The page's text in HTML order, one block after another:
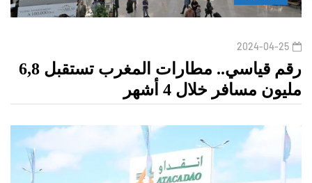
2024-04-25
رقم قياسي.. مطارات المغرب تستقبل 6,8
مليون مسافر خلال 4 أشهر